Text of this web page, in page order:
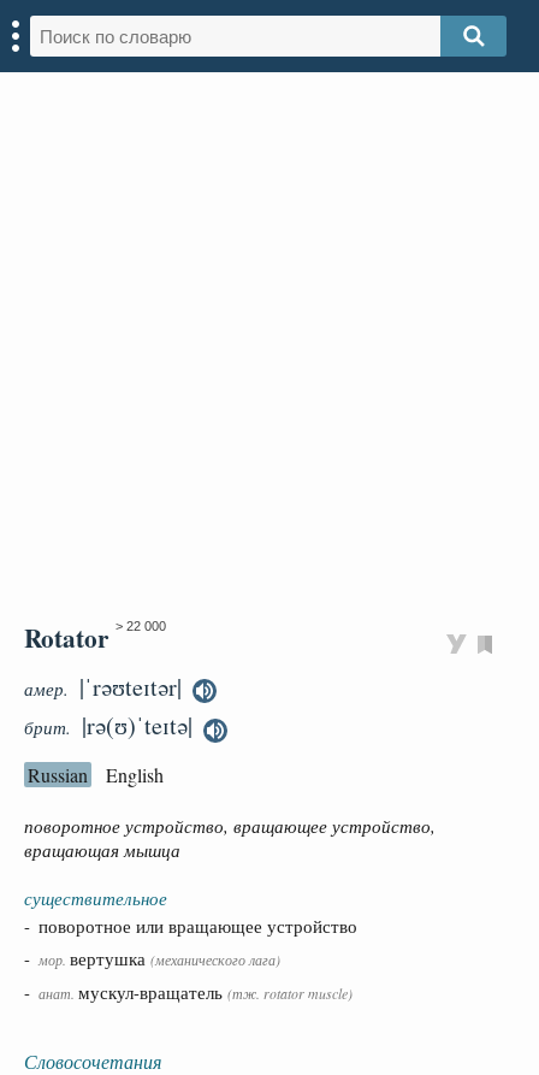
Rotator > 22 000
амер. |ˈrəʊteɪtər|
брит. |rə(ʊ)ˈteɪtə|
Russian English
поворотное устройство, вращающее устройство,
вращающая мышца
существительное
- поворотное или вращающее устройство
- мор. вертушка (механического лага)
- анат. мускул-вращатель (тж. rotator muscle)
Словосочетания